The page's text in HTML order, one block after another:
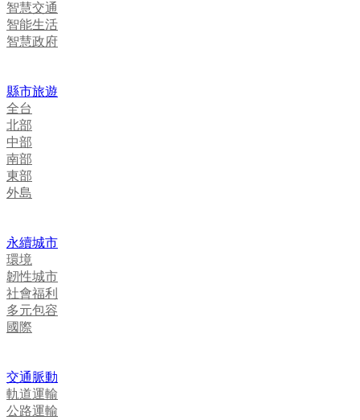
智慧交通
智能生活
智慧政府
縣市旅遊
全台
北部
中部
南部
東部
外島
永續城市
環境
韌性城市
社會福利
多元包容
國際
交通脈動
軌道運輸
公路運輸